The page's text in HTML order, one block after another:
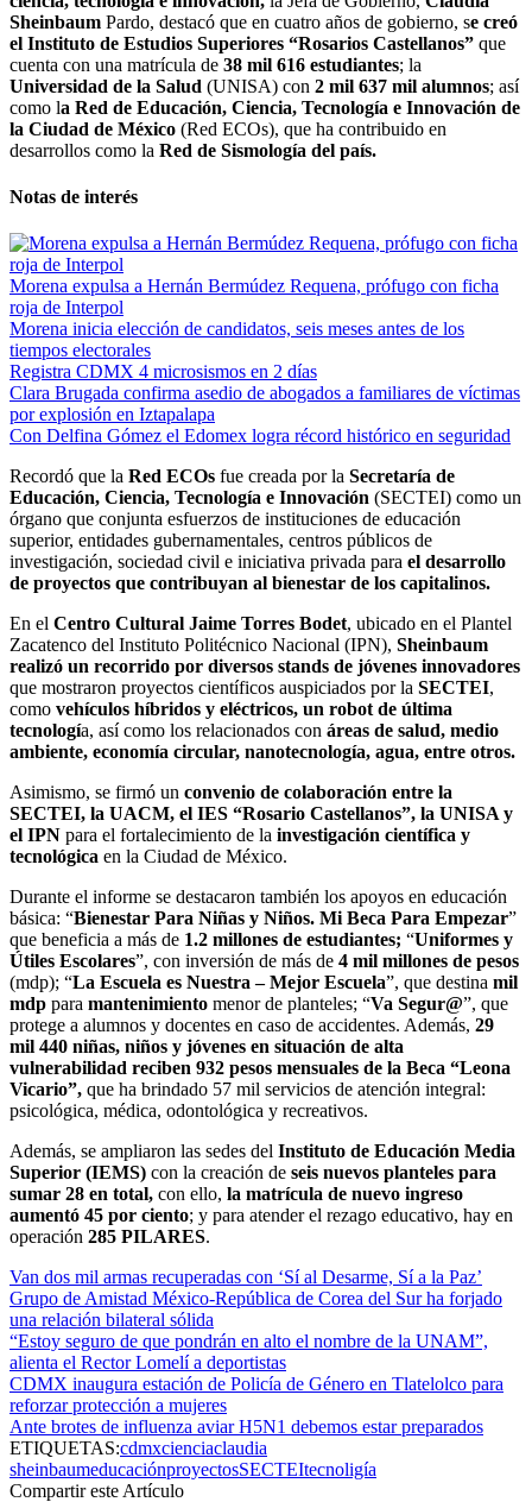
Sheinbaum Pardo, destacó que en cuatro años de gobierno, se creó
el Instituto de Estudios Superiores “Rosarios Castellanos” que
cuenta con una matrícula de 38 mil 616 estudiantes; la
Universidad de la Salud (UNISA) con 2 mil 637 mil alumnos; así
como la Red de Educación, Ciencia, Tecnología e Innovación de
la Ciudad de México (Red ECOs), que ha contribuido en
desarrollos como la Red de Sismología del país.
Notas de interés
Morena expulsa a Hernán Bermúdez Requena, prófugo con ficha
roja de Interpol
Morena inicia elección de candidatos, seis meses antes de los
tiempos electorales
Registra CDMX 4 microsismos en 2 días
Clara Brugada confirma asedio de abogados a familiares de víctimas
por explosión en Iztapalapa
Con Delfina Gómez el Edomex logra récord histórico en seguridad
Recordó que la Red ECOs fue creada por la Secretaría de
Educación, Ciencia, Tecnología e Innovación (SECTEI) como un
órgano que conjunta esfuerzos de instituciones de educación
superior, entidades gubernamentales, centros públicos de
investigación, sociedad civil e iniciativa privada para el desarrollo
de proyectos que contribuyan al bienestar de los capitalinos.
En el Centro Cultural Jaime Torres Bodet, ubicado en el Plantel
Zacatenco del Instituto Politécnico Nacional (IPN), Sheinbaum
realizó un recorrido por diversos stands de jóvenes innovadores
que mostraron proyectos científicos auspiciados por la SECTEI,
como vehículos híbridos y eléctricos, un robot de última
tecnología, así como los relacionados con áreas de salud, medio
ambiente, economía circular, nanotecnología, agua, entre otros.
Asimismo, se firmó un convenio de colaboración entre la
SECTEI, la UACM, el IES “Rosario Castellanos”, la UNISA y
el IPN para el fortalecimiento de la investigación científica y
tecnológica en la Ciudad de México.
Durante el informe se destacaron también los apoyos en educación
básica: “Bienestar Para Niñas y Niños. Mi Beca Para Empezar”
que beneficia a más de 1.2 millones de estudiantes; “Uniformes y
Útiles Escolares”, con inversión de más de 4 mil millones de pesos
(mdp); “La Escuela es Nuestra – Mejor Escuela”, que destina mil
mdp para mantenimiento menor de planteles; “Va Segur@”, que
protege a alumnos y docentes en caso de accidentes. Además, 29
mil 440 niñas, niños y jóvenes en situación de alta
vulnerabilidad reciben 932 pesos mensuales de la Beca “Leona
Vicario”, que ha brindado 57 mil servicios de atención integral:
psicológica, médica, odontológica y recreativos.
Además, se ampliaron las sedes del Instituto de Educación Media
Superior (IEMS) con la creación de seis nuevos planteles para
sumar 28 en total, con ello, la matrícula de nuevo ingreso
aumentó 45 por ciento; y para atender el rezago educativo, hay en
operación 285 PILARES.
Van dos mil armas recuperadas con ‘Sí al Desarme, Sí a la Paz’
Grupo de Amistad México-República de Corea del Sur ha forjado
una relación bilateral sólida
“Estoy seguro de que pondrán en alto el nombre de la UNAM”,
alienta el Rector Lomelí a deportistas
CDMX inaugura estación de Policía de Género en Tlatelolco para
reforzar protección a mujeres
Ante brotes de influenza aviar H5N1 debemos estar preparados
ETIQUETAS:cdmxcienciaclaudia
sheinbaumeducaciónproyectosSECTEItecnoligía
Compartir este Artículo